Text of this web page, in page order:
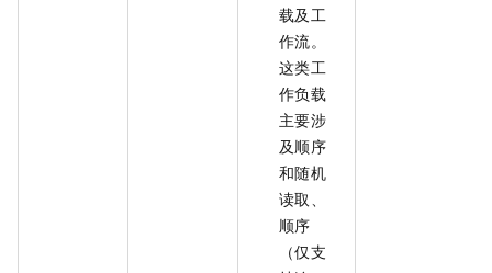
载及工
作流。
这类工
作负载
主要涉
及顺序
和随机
读取、
顺序
（仅支